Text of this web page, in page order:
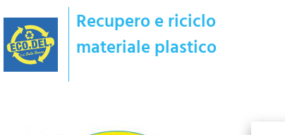
Recupero e riciclo
materiale plastico